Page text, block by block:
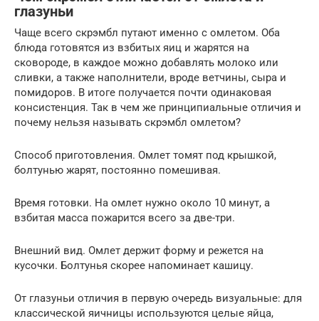
глазуньи
Чаще всего скрэмбл путают именно с омлетом. Оба
блюда готовятся из взбитых яиц и жарятся на
сковороде, в каждое можно добавлять молоко или
сливки, а также наполнители, вроде ветчины, сыра и
помидоров. В итоге получается почти одинаковая
консистенция. Так в чем же принципиальные отличия и
почему нельзя называть скрэмбл омлетом?
Способ приготовления. Омлет томят под крышкой,
болтунью жарят, постоянно помешивая.
Время готовки. На омлет нужно около 10 минут, а
взбитая масса пожарится всего за две-три.
Внешний вид. Омлет держит форму и режется на
кусочки. Болтунья скорее напоминает кашицу.
От глазуньи отличия в первую очередь визуальные: для
классической яичницы используются целые яйца,